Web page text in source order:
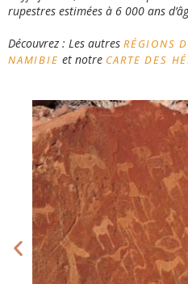
rupestres estimées à 6 000 ans
Découvrez : Les autres RÉGIONS
NAMIBIE et notre CARTE DES